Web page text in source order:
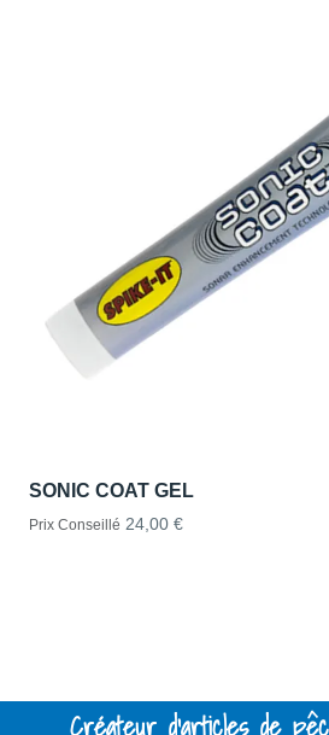
SONIC COAT GEL
Prix Conseillé 24,00 €
Créateur d'articles de